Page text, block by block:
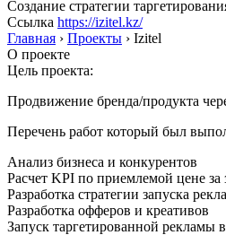
Создание стратегии
Ссылка https://izitel.kz/
Главная › Проекты › Izitel
О проекте
Цель проекта:
Продвижение бренда/продукта
Перечень работ который был
Анализ бизнеса и конкурентов
Расчет KPI по приемлемой цене за
Разработка стратегии запуска
Разработка офферов и креативов
Запуск таргетированной рекламы